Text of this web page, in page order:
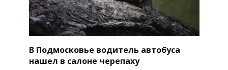
В Подмосковье водитель автобуса
нашел в салоне черепаху